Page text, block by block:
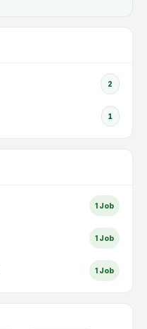
2
1
1 Job
1 Job
1 Job